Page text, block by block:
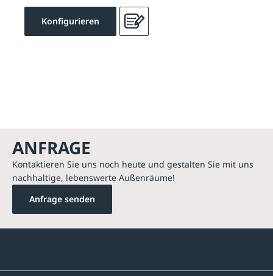
Konfigurieren
ANFRAGE
Kontaktieren Sie uns noch heute und gestalten Sie mit uns
nachhaltige, lebenswerte Außenräume!
Anfrage senden